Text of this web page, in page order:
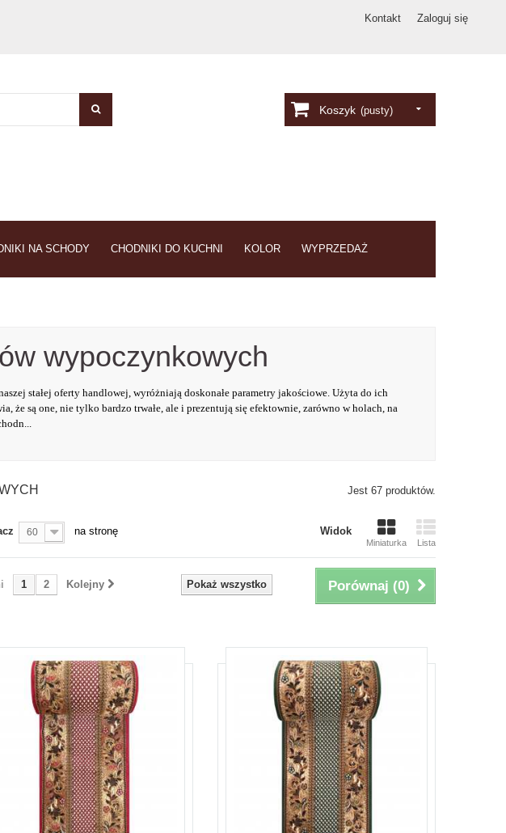
Zaloguj się
Kontakt
Koszyk (pusty)
NA SCHODY CHODNIKI DO KUCHNI KOLOR WYPRZEDAŻ
wypoczynkowych
stałej oferty handlowej, wyróżniają doskonałe parametry jakościowe. Użyta do ich
że są one, nie tylko bardzo trwałe, ale i prezentują się efektownie, zarówno w holach, na
Jest 67 produktów.
Widok
Miniaturka Lista
60 na stronę
Porównaj (0)
Pokaż wszystko
1 2 Kolejny